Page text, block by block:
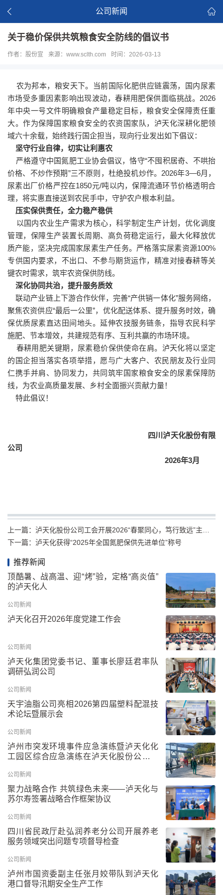
公司新闻
关于稳价保供共筑粮食安全防线的倡议书
作者：股份宣 来源：www.sclth.com 时间：2026-03-13
农为邦本，粮安天下。当前国际化肥供应链震荡，国内尿素
市场受多重因素影响出现波动，春耕用肥保供面临挑战。2026
年中央一号文件明确粮食产量稳定目标，粮食安全保障责任重
大。作为保障国家粮食安全的农资国家队，泸天化深耕化肥领
域六十余载，始终践行国企担当，现向行业发出如下倡议：
坚守行业自律，切实让利惠农
严格遵守中国氮肥工业协会倡议，恪守“不囤积居奇、不哄抬
价格、不炒作预期”三不原则，杜绝投机炒作。2026年3—6月，
尿素出厂价格严控在1850元/吨以内，保障流通环节价格透明合
理，将实惠直接送到农民手中，守护农户根本利益。
压实保供责任，全力稳产稳供
以国内农业生产需求为核心，科学制定生产计划，优化调度
管理，保障生产装置长周期、高负荷稳定运行，最大化释放优
质产能，坚决完成国家尿素生产任务。严格落实尿素资源100%
专供国内要求，不出口、不参与期货运作，精准对接春耕等关
键农时需求，筑牢农资保供防线。
深化协同共治，提升服务质效
联动产业链上下游合作伙伴，完善“产供销一体化”服务网络，
聚焦农资供应“最后一公里”，优化配送体系、提升服务时效，确
保优质尿素直达田间地头。延伸农技服务链条，指导农民科学
施肥、节本增效，共建规范有序、互利共赢的市场环境。
春耕用肥关键期，尿素稳价保供使命在肩。泸天化将以坚定
的国企担当落实各项举措，愿与广大客户、农民朋友及行业同
仁携手并肩、协同发力，共同筑牢国家粮食安全的尿素保障防
线，为农业高质量发展、乡村全面振兴贡献力量！
特此倡议！
四川泸天化股份有限
公司
2026年3月
上一篇： 泸天化股份公司工会开展2026“春聚同心，笃行致远”主题春游活动
下一篇： 泸天化获得“2025年全国氮肥保供先进单位”称号
推荐新闻
顶酷暑、战高温、迎“烤”验，定格“高炎值”
的泸天化人
公司新闻
泸天化召开2026年度党建工作会
公司新闻
泸天化集团党委书记、董事长廖廷君率队
调研弘润公司
公司新闻
天宇油脂公司亮相2026第四届塑料配混技
术论坛暨展示会
公司新闻
泸州市突发环境事件应急演练暨泸天化化
工园区综合应急演练在泸天化股份公司举
公司新闻
聚力战略合作 共筑绿色未来——泸天化与
苏尔寿签署战略合作框架协议
公司新闻
四川省民政厅赴弘润养老分公司开展养老
服务领域突出问题专项督导检查
公司新闻
泸州市国资委副主任张月姣带队到泸天化
港口督导汛期安全生产工作